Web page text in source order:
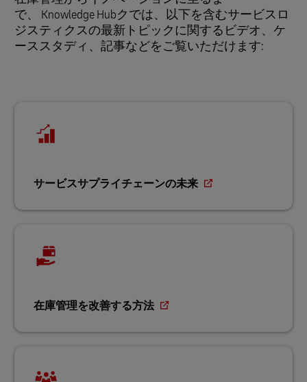
で、 Knowledge Hubクでは、以下を含むサービスロ
ジスティクスの最新トピックに関するビデオ、ケ
ーススタディ、記事などをご覧いただけます:
サービスサプライチェーンの未来
在庫管理を改善する方法